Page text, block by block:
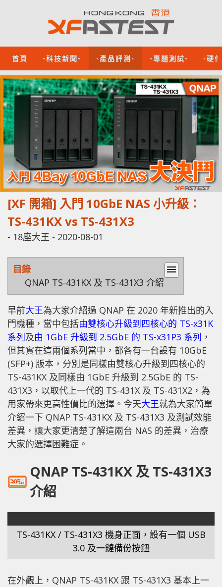
首頁 -科技新聞- -產品評測- -專題測試- -硬
[XF 開箱] 入門 10GbE NAS 小升級：
TS-431KX vs TS-431X3
- 18座大王 - 2020-08-01
目錄
menu
QNAP TS-431KX 及 TS-431X3 介紹
早前大王為大家介紹過 QNAP 在 2020 年新推出的入
門機種，當中包括由雙核心升級到四核心的 TS-x31K
系列及由 1GbE 升級到 2.5GbE 的 TS-x31P3 系列 ，
但其實在這兩個系列當中，都各有一台設有 10GbE
(SFP+) 版本，分別是同樣由雙核心升級到四核心的
TS-431KX 及同樣由 1GbE 升級到 2.5GbE 的 TS-
431X3，以取代上一代的 TS-431X 及 TS-431X2，為
用家帶來更高性價比的選擇。今天大王就為大家簡單
介紹一下 QNAP TS-431KX 及 TS-431X3 及測試效能
差異，讓大家更清楚了解這兩台 NAS 的差異，治療
大家的選擇困難症。
QNAP TS-431KX 及 TS-431X3
介紹
TS-431KX / TS-431X3 機身正面，設有一個 USB
3.0 及一鐽備份按鈕
在外觀上，QNAP TS-431KX 跟 TS-431X3 基本上一